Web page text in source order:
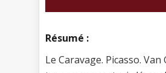
Résumé :
Le Caravage. Picasso. Van